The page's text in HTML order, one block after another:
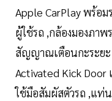
Apple CarPlay พร้อ
ผู้ใช้รถ ,กล้องมองภา
สัญญาณเตือนกะระยะ
Activated Kick Door
ใช้มือสัมผัสตัวรถ ,แท่น